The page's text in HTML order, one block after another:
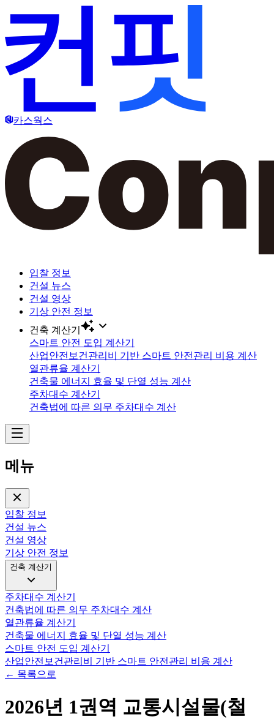
카스웍스
입찰 정보
건설 뉴스
건설 영상
기상 안전 정보
건축 계산기
스마트 안전 도입 계산기
산업안전보건관리비 기반 스마트 안전관리 비용 계산
열관류율 계산기
건축물 에너지 효율 및 단열 성능 계산
주차대수 계산기
건축법에 따른 의무 주차대수 계산
메뉴
입찰 정보
건설 뉴스
건설 영상
기상 안전 정보
건축 계산기
주차대수 계산기
건축법에 따른 의무 주차대수 계산
열관류율 계산기
건축물 에너지 효율 및 단열 성능 계산
스마트 안전 도입 계산기
산업안전보건관리비 기반 스마트 안전관리 비용 계산
← 목록으로
2026년 1권역 교통시설물(철